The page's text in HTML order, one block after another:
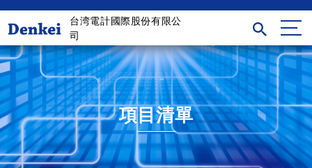
台湾電計國際股份有限公
司
項目清單